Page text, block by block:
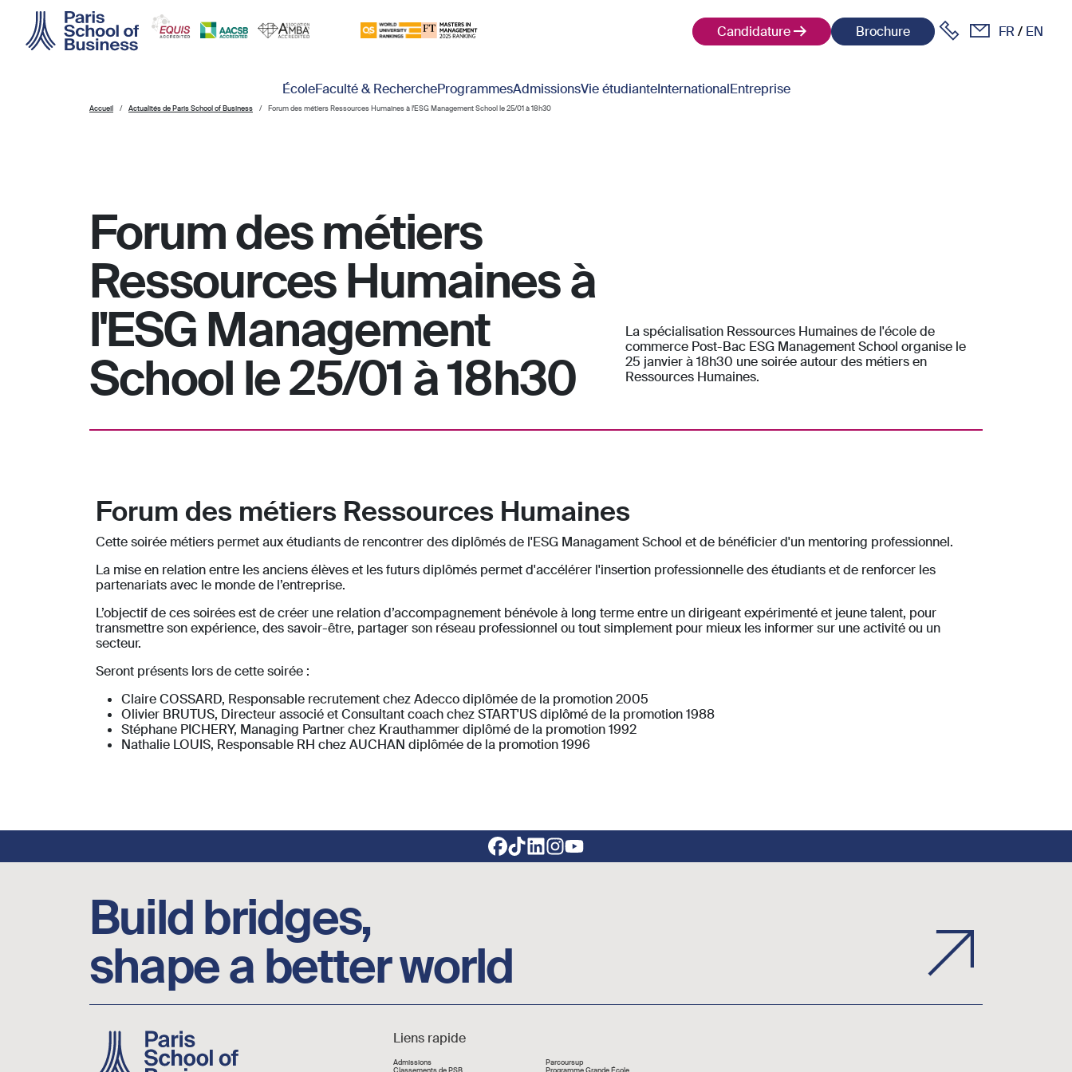
Candidature
Brochure FR EN
ÉcoleFaculté & RechercheProgrammesAdmissionsVie étudianteInternationalEntreprise
Accueil Actualités de Paris School of Business Forum des métiers Ressources Humaines à l'ESG Management School le 25/01 à 18h30
Forum des métiers
Ressources Humaines à
l'ESG Management
School le 25/01 à 18h30
La spécialisation Ressources Humaines de l'école de
commerce Post-Bac ESG Management School organise le
25 janvier à 18h30 une soirée autour des métiers en
Ressources Humaines.
Forum des métiers Ressources Humaines
Cette soirée métiers permet aux étudiants de rencontrer des diplômés de l'ESG Managament School et de bénéficier d'un mentoring professionnel.
La mise en relation entre les anciens élèves et les futurs diplômés permet d'accélérer l'insertion professionnelle des étudiants et de renforcer les
partenariats avec le monde de l’entreprise.
L’objectif de ces soirées est de créer une relation d’accompagnement bénévole à long terme entre un dirigeant expérimenté et jeune talent, pour
transmettre son expérience, des savoir-être, partager son réseau professionnel ou tout simplement pour mieux les informer sur une activité ou un
secteur.
Seront présents lors de cette soirée :
Claire COSSARD, Responsable recrutement chez Adecco diplômée de la promotion 2005
Olivier BRUTUS, Directeur associé et Consultant coach chez START'US diplômé de la promotion 1988
Stéphane PICHERY, Managing Partner chez Krauthammer diplômé de la promotion 1992
Nathalie LOUIS, Responsable RH chez AUCHAN diplômée de la promotion 1996
Build bridges,
shape a better world
Image Liens rapide
Admissions
Parcoursup